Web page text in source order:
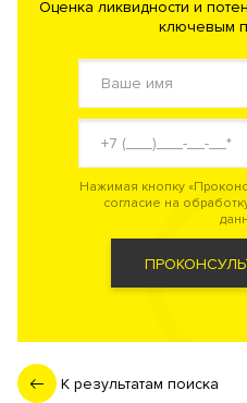
Оценка ликвидности и
ключевым
Нажимая кнопку
согласие на
К результатам поиска